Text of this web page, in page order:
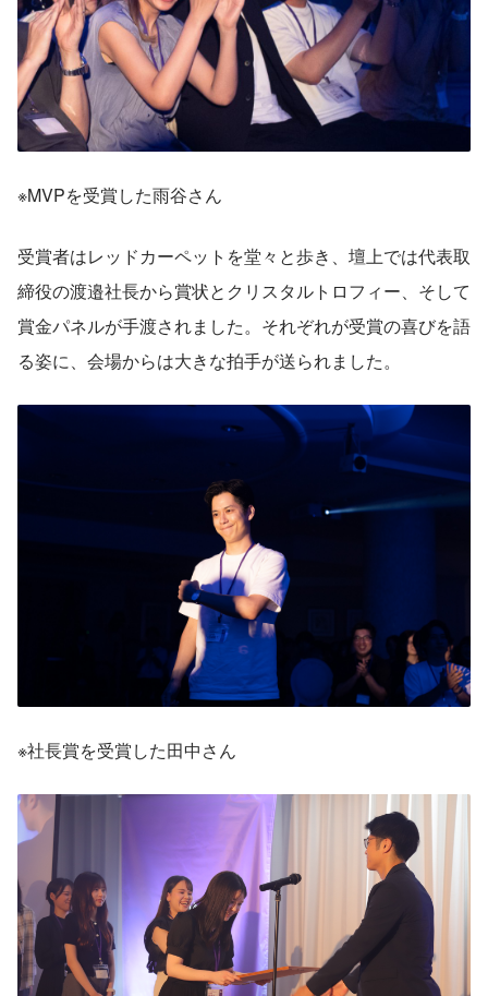
※MVPを受賞した雨谷さん
受賞者はレッドカーペットを堂々と歩き、壇上では代表取
締役の渡邉社長から賞状とクリスタルトロフィー、そして
賞金パネルが手渡されました。それぞれが受賞の喜びを語
る姿に、会場からは大きな拍手が送られました。
※社長賞を受賞した田中さん